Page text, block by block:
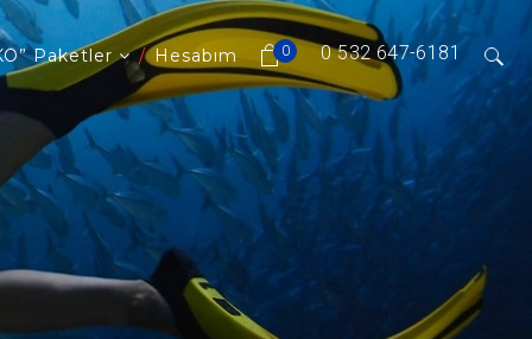
Paketler Hesabım 0 0 532 647-6181